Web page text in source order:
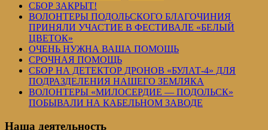
СБОР ЗАКРЫТ!
ВОЛОНТЕРЫ ПОДОЛЬСКОГО БЛАГОЧИНИЯ
ПРИНЯЛИ УЧАСТИЕ В ФЕСТИВАЛЕ «БЕЛЫЙ
ЦВЕТОК»
ОЧЕНЬ НУЖНА ВАША ПОМОЩЬ
СРОЧНАЯ ПОМОЩЬ
СБОР НА ДЕТЕКТОР ДРОНОВ «БУЛАТ-4» ДЛЯ
ПОДРАЗДЕЛЕНИЯ НАШЕГО ЗЕМЛЯКА
ВОЛОНТЕРЫ «МИЛОСЕРДИЕ — ПОДОЛЬСК»
ПОБЫВАЛИ НА КАБЕЛЬНОМ ЗАВОДЕ
Наша деятельность